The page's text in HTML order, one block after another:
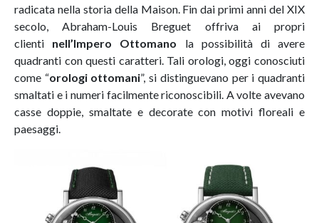
radicata nella storia della Maison. Fin dai primi anni del XIX
secolo, Abraham-Louis Breguet offriva ai propri
clienti nell’Impero Ottomano la possibilità di avere
quadranti con questi caratteri. Tali orologi, oggi conosciuti
come “orologi ottomani”, si distinguevano per i quadranti
smaltati e i numeri facilmente riconoscibili. A volte avevano
casse doppie, smaltate e decorate con motivi floreali e
paesaggi.